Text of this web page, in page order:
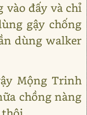
vào đấy và chỉ
gậy chống
dùng walker
Mộng Trinh
chồng nàng